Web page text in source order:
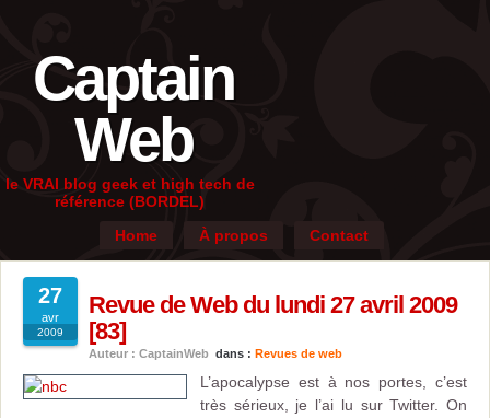
Captain
Web
le VRAI blog geek et high tech de
référence (BORDEL)
Home
À propos Contact
27
avr
2009
Revue de Web du lundi 27 avril 2009
[83]
Auteur : CaptainWeb dans : Revues de web
L’apocalypse est à nos portes, c’est
très sérieux, je l’ai lu sur Twitter. On